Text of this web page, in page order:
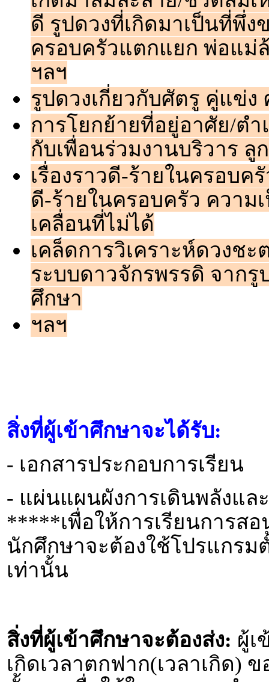
ดี รูปดวงที่เกิดมาเป็นที่พึ่ง
ครอบครัวแตกแยก พ่อแม่
ฯลฯ
รูปดวงเกี่ยวกับศัตรู คู่แข่
การโยกย้ายที่อยู่อาศัย/ต
กับเพื่อนร่วมงานบริวาร ลู
เรื่องราวดี-ร้ายในครอบค
ดี-ร้ายในครอบครัว ความ
เคลื่อนที่ไม่ได้
เคล็ดการวิเคราะห์ดวงช
ระบบดาวจักรพรรดิ จาก
ศึกษา
ฯลฯ
สิ่งที่ผู้เข้าศึกษาจะได้รับ:
- เอกสารประกอบการเรียน
- แผ่นแผนผังการเดินพลังแล
*****เพื่อให้การเรียนการส
นักศึกษาจะต้องใช้โปรแกรม
เท่านั้น
สิ่งที่ผู้เข้าศึกษาจะต้องส่ง: ผู้เ
เกิดเวลาตกฟาก(เวลาเกิด)